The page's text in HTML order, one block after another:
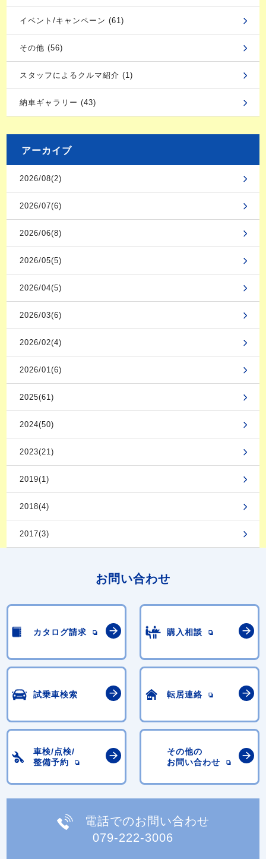
イベント/キャンペーン (61)
その他 (56)
スタッフによるクルマ紹介 (1)
納車ギャラリー (43)
アーカイブ
2026/08(2)
2026/07(6)
2026/06(8)
2026/05(5)
2026/04(5)
2026/03(6)
2026/02(4)
2026/01(6)
2025(61)
2024(50)
2023(21)
2019(1)
2018(4)
2017(3)
お問い合わせ
カタログ請求 購入相談
試乗車検索 転居連絡
車検/点検/
整備予約
その他の
お問い合わせ
電話でのお問い合わせ
079-222-3006